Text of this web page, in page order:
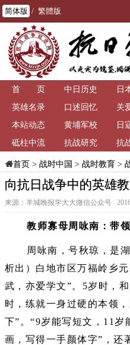
简体版 / 繁體版
首 页 中日历史 日
英雄名录
口述回忆 关
本站动态
黄埔军校 日
砥柱中流
抗战研究 抗
首页> 战时中国 > 战时教育>
向抗日战争中的英雄
来源：羊城晚报学大大微信公众号
教师寡母周咏南：带
周咏南，号秋琼，是
析出）白地市区万福岭乡
武，亦爱学文”。5岁时，
时，练就一身过硬的本领
下”。“9岁能写短文，11
画，写得一手颜体字”，还